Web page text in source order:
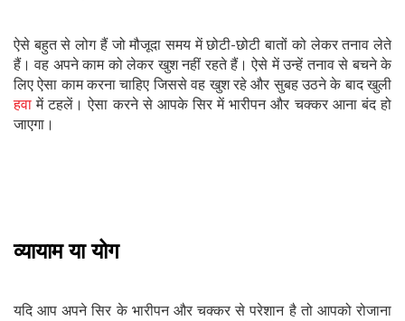
ऐसे बहुत से लोग हैं जो मौजूदा समय में छोटी-छोटी बातों को लेकर तनाव लेते
हैं। वह अपने काम को लेकर खुश नहीं रहते हैं। ऐसे में उन्हें तनाव से बचने के
लिए ऐसा काम करना चाहिए जिससे वह खुश रहे और सुबह उठने के बाद खुली
हवा में टहलें। ऐसा करने से आपके सिर में भारीपन और चक्कर आना बंद हो
जाएगा।
व्यायाम या योग
यदि आप अपने सिर के भारीपन और चक्कर से परेशान है तो आपको रोजाना